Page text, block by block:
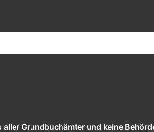
Grundbuchämter und keine